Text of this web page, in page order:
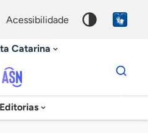
acessibilidade
Catarina
Agência
Sebrae
Editorias
Dados
para
chave